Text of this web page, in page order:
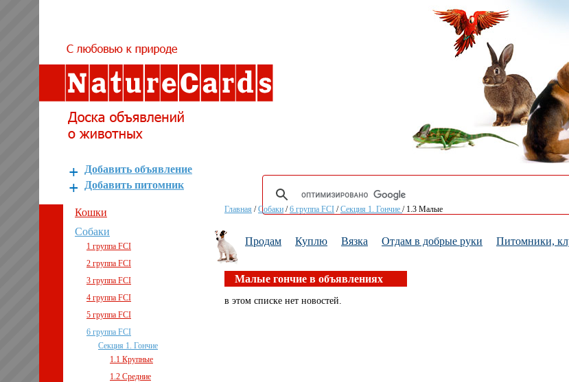
Добавить объявление
Добавить питомник
Кошки
Собаки
1 группа FCI
2 группа FCI
3 группа FCI
4 группа FCI
5 группа FCI
6 группа FCI
Секция 1. Гончие
1.1 Крупные
1.2 Средние
Главная /Собаки /6 группа FCI /Секция 1. Гончие / 1.3 Малые
Продам Куплю Вязка Отдам в добрые руки Питомники,
Малые гончие в объявлениях
в этом списке нет новостей.